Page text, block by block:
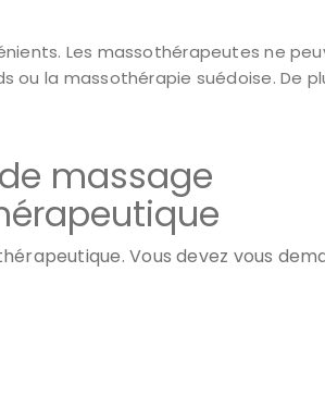
Les massothérapeutes ne
la massothérapie suédoise. De
massage
Vous devez vous